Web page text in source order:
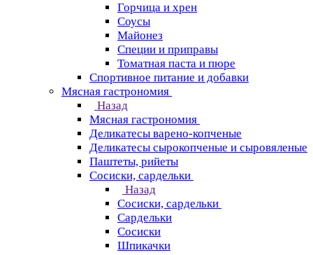
Горчица и хрен
Соусы
Майонез
Специи и приправы
Томатная паста и пюре
Спортивное питание и добавки
Мясная гастрономия
Назад
Мясная гастрономия
Деликатесы варено-копченые
Деликатесы сырокопченые и сыровяленые
Паштеты, рийеты
Сосиски, сардельки
Назад
Сосиски, сардельки
Сардельки
Сосиски
Шпикачки